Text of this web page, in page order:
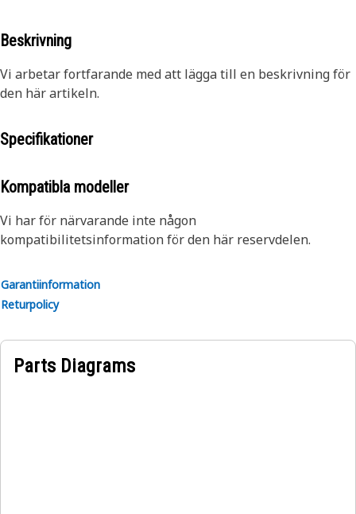
Beskrivning
Vi arbetar fortfarande med att lägga till en beskrivning för
den här artikeln.
Specifikationer
Kompatibla modeller
Vi har för närvarande inte någon
kompatibilitetsinformation för den här reservdelen.
Garantiinformation
Returpolicy
Parts Diagrams